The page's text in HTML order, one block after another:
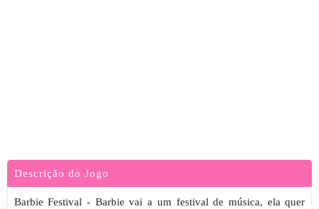
Descrição do Jogo
Barbie Festival - Barbie vai a um festival de música, ela quer